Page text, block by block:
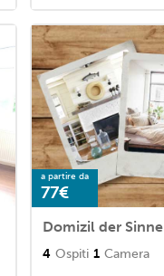
a partire da
77€
Domizil der Sinne
4 Ospiti 1 Camera